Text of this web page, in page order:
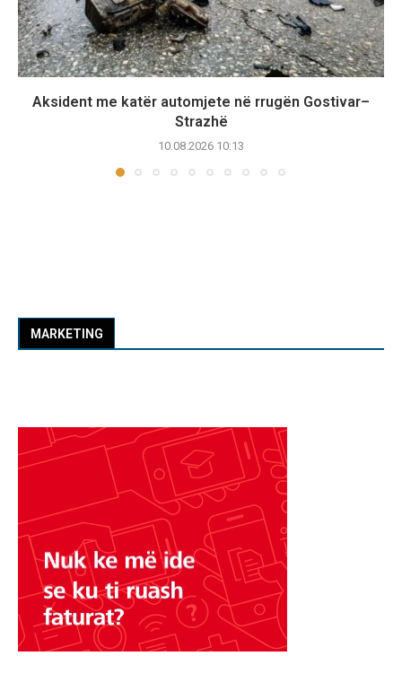
Aksident me katër automjete në rrugën Gostivar–
Strazhë
10.08.2026 10:13
MARKETING